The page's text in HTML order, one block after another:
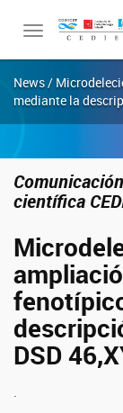
Toggle
News /
mediante la
científica
DSD
.